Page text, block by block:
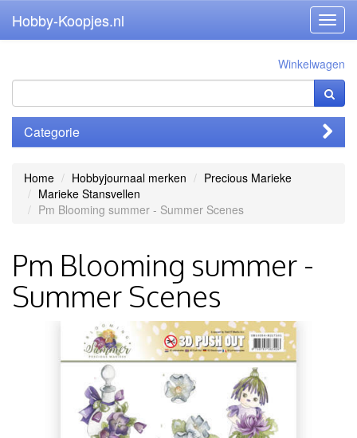
Hobby-Koopjes.nl
Winkelwagen
Categorie
Home Hobbyjournaal merken
Precious Marieke
Marieke Stansvellen
Pm Blooming summer - Summer Scenes
Pm Blooming summer -
Summer Scenes